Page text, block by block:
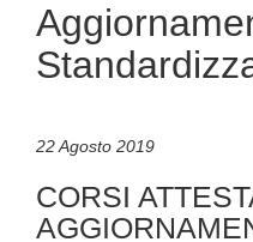
22 Agosto 2019
CORSI